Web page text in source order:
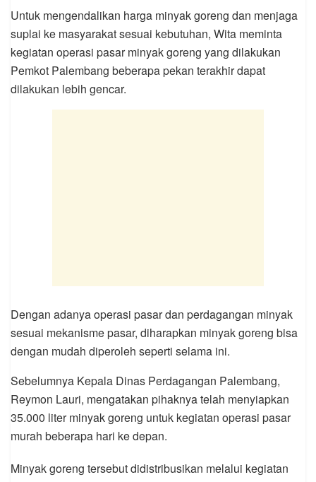
Untuk mengendalikan harga minyak goreng dan menjaga
suplai ke masyarakat sesuai kebutuhan, Wita meminta
kegiatan operasi pasar minyak goreng yang dilakukan
Pemkot Palembang beberapa pekan terakhir dapat
dilakukan lebih gencar.
Dengan adanya operasi pasar dan perdagangan minyak
sesuai mekanisme pasar, diharapkan minyak goreng bisa
dengan mudah diperoleh seperti selama ini.
Sebelumnya Kepala Dinas Perdagangan Palembang,
Reymon Lauri, mengatakan pihaknya telah menyiapkan
35.000 liter minyak goreng untuk kegiatan operasi pasar
murah beberapa hari ke depan.
Minyak goreng tersebut didistribusikan melalui kegiatan